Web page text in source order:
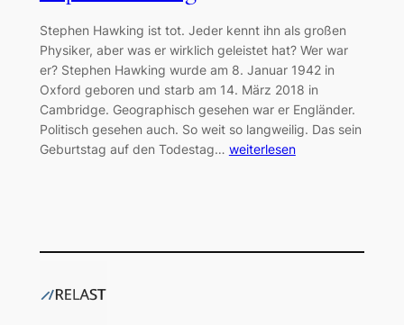
Stephen Hawking ist tot. Jeder kennt ihn als großen
Physiker, aber was er wirklich geleistet hat? Wer war
er? Stephen Hawking wurde am 8. Januar 1942 in
Oxford geboren und starb am 14. März 2018 in
Cambridge. Geographisch gesehen war er Engländer.
Politisch gesehen auch. So weit so langweilig. Das sein
Geburtstag auf den Todestag… weiterlesen